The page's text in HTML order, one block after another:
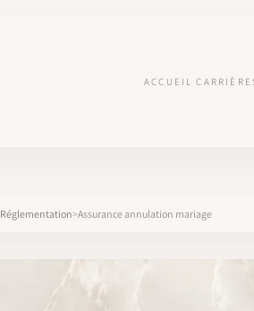
ACCUEIL
×
Réglementation Assurance annulation mariage